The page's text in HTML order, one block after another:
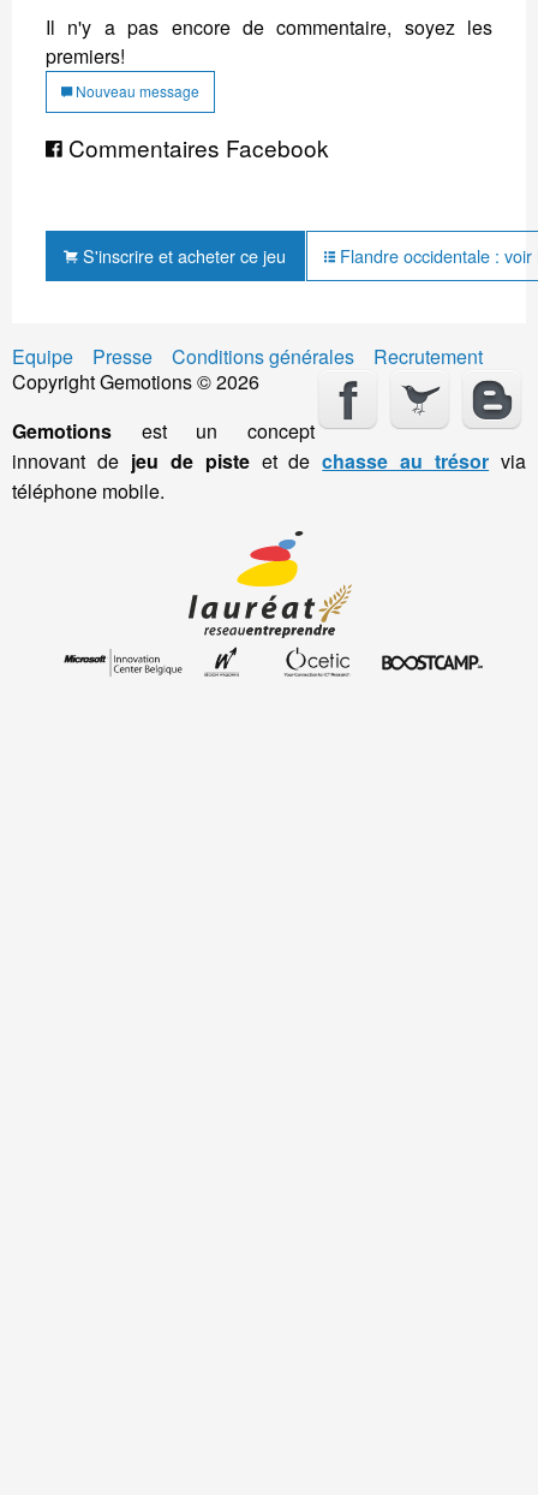
Il n'y a pas encore de commentaire, soyez les
premiers!
Nouveau message
Commentaires Facebook
S'inscrire et acheter ce jeu Flandre occidentale :
Equipe Presse Conditions générales
Recrutement
Copyright Gemotions © 2026
Gemotions est un concept
innovant de jeu de pisteet dechasse au trésor via
téléphone mobile.